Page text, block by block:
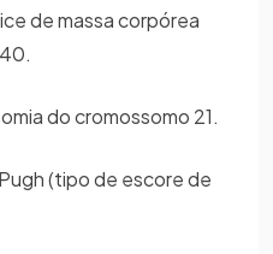
de massa corpórea
do cromossomo 21.
(tipo de escore de